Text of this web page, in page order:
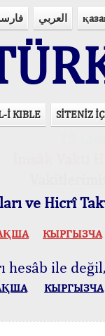
العربي
İ KIBLE SİTENİZ
ve Hicrî
КЫPГЫЗЧA
hesâb ile
КЫPГЫЗЧA